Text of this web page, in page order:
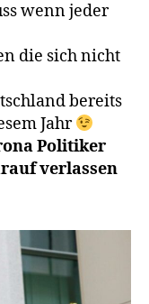
Chance
Impfung
wenn jeder
die sich nicht
bereits
Jahr
Politiker
verlassen